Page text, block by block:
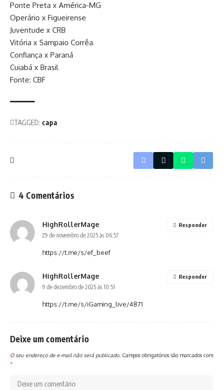
Ponte Preta x América-MG
Operário x Figueirense
Juventude x CRB
Vitória x Sampaio Corrêa
Confiança x Paraná
Cuiabá x Brasil
Fonte: CBF
TAGGED: capa
4 Comentários
HighRollerMage
29 de novembro de 2025 às 06:57
https://t.me/s/ef_beef
Responder
HighRollerMage
9 de dezembro de 2025 às 10:51
https://t.me/s/iGaming_live/4871
Responder
Deixe um comentário
O seu endereço de e-mail não será publicado. Campos obrigatórios são marcados com
*